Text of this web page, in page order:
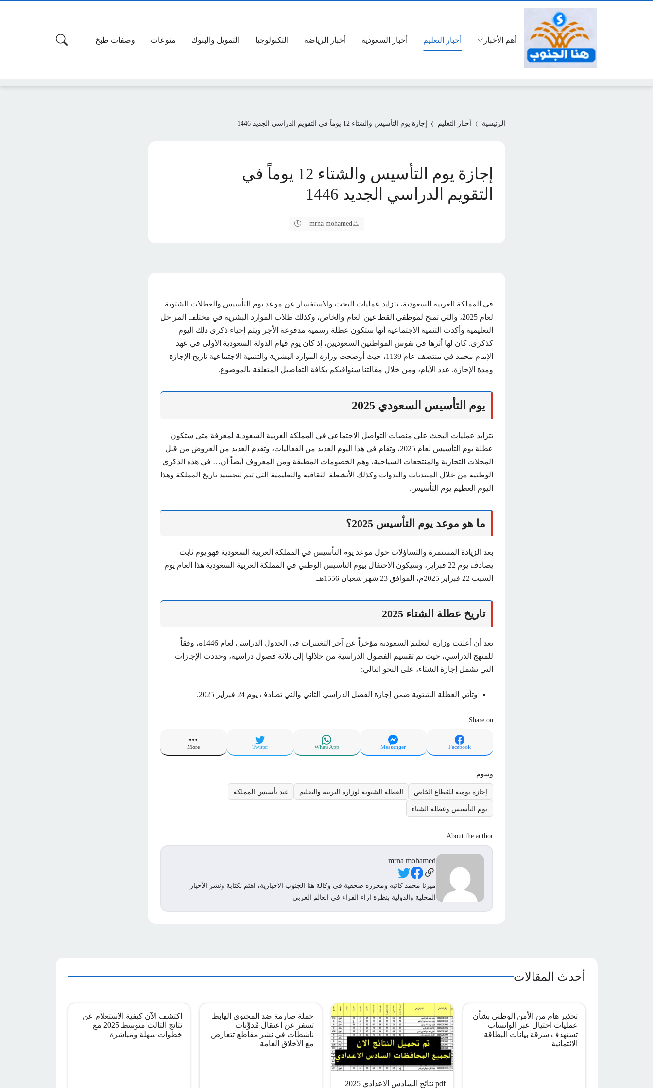
أهم الأخبار أخبار التعليم أخبار السعودية أخبار الرياضة التكنولوجيا التمويل والبنوك منوعات وصفات طبخ
الرئيسية أخبار التعليم إجازة يوم التأسيس والشتاء 12 يوماً في التقويم الدراسي الجديد 1446
إجازة يوم التأسيس والشتاء 12 يوماً في
التقويم الدراسي الجديد 1446
mrna mohamed
في المملكة العربية السعودية، تتزايد عمليات البحث والاستفسار عن موعد يوم التأسيس والعطلات الشتوية
لعام 2025، والتي تمنح لموظفي القطاعين العام والخاص، وكذلك طلاب الموارد البشرية في مختلف المراحل
التعليمية وأكدت التنمية الاجتماعية أنها ستكون عطلة رسمية مدفوعة الأجر ويتم إحياء ذكرى ذلك اليوم
كذكرى. كان لها أثرها في نفوس المواطنين السعوديين، إذ كان يوم قيام الدولة السعودية الأولى في عهد
الإمام محمد في منتصف عام 1139، حيث أوضحت وزارة الموارد البشرية والتنمية الاجتماعية تاريخ الإجازة
ومدة الإجازة. عدد الأيام، ومن خلال مقالتنا سنوافيكم بكافة التفاصيل المتعلقة بالموضوع.
يوم التأسيس السعودي 2025
تتزايد عمليات البحث على منصات التواصل الاجتماعي في المملكة العربية السعودية لمعرفة متى ستكون
عطلة يوم التأسيس لعام 2025، وتقام في هذا اليوم العديد من الفعاليات، وتقدم العديد من العروض من قبل
المحلات التجارية والمنتجعات السياحية، وهم الخصومات المطبقة ومن المعروف أيضاً أن… في هذه الذكرى
الوطنية من خلال المنتديات والندوات وكذلك الأنشطة الثقافية والتعليمية التي تتم لتجسيد تاريخ المملكة وهذا
اليوم العظيم يوم التأسيس.
ما هو موعد يوم التأسيس 2025؟
بعد الزيادة المستمرة والتساؤلات حول موعد يوم التأسيس في المملكة العربية السعودية فهو يوم ثابت
يصادف يوم 22 فبراير، وسيكون الاحتفال بيوم التأسيس الوطني في المملكة العربية السعودية هذا العام يوم
السبت 22 فبراير 2025م، الموافق 23 شهر شعبان 1556هـ.
تاريخ عطلة الشتاء 2025
بعد أن أعلنت وزارة التعليم السعودية مؤخراً عن آخر التغييرات في الجدول الدراسي لعام 1446ه، وفقاً
للمنهج الدراسي، حيث تم تقسيم الفصول الدراسية من خلالها إلى ثلاثة فصول دراسية، وحددت الإجازات
التي تشمل إجازة الشتاء، على النحو التالي:
وتأتي العطلة الشتوية ضمن إجازة الفصل الدراسي الثاني والتي تصادف يوم 24 فبراير 2025.
Share on ...
Facebook
Messenger
WhatsApp
Twitter
More
وسوم:
إجازة يومية للقطاع الخاص العطلة الشتوية لوزارة التربية والتعليم عيد تأسيس المملكة
يوم التأسيس وعطلة الشتاء
About the author
mrna mohamed
Social Links
ميرنا محمد كاتبه ومحرره صحفية فى وكالة هنا الجنوب الاخبارية، اهتم بكتابة ونشر الأخبار
المحلية والدولية بنظرة اراء القراء في العالم العربي
أحدث المقالات
تحذير هام من الأمن الوطني بشأن
عمليات احتيال عبر الواتساب
تستهدف سرقة بيانات البطاقة
الائتمانية
pdf نتائج السادس الاعدادي 2025
حملة صارمة ضد المحتوى الهابط
تسفر عن اعتقال مُدوِّنات
ناشطات في نشر مقاطع تتعارض
مع الأخلاق العامة
اكتشف الآن كيفية الاستعلام عن
نتائج الثالث متوسط 2025 مع
خطوات سهلة ومباشرة